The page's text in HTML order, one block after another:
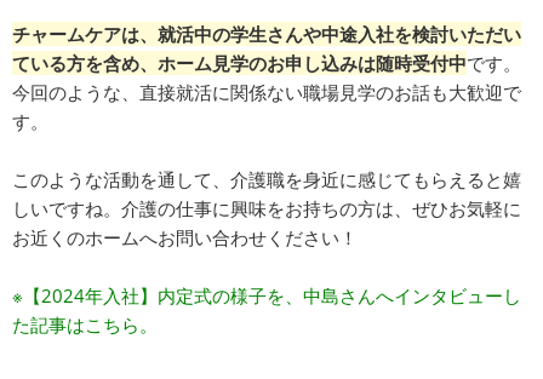
チャームケアは、就活中の学生さんや中途入社を検討いただい
ている方を含め、ホーム見学のお申し込みは随時受付中です。
今回のような、直接就活に関係ない職場見学のお話も大歓迎で
す。
このような活動を通して、介護職を身近に感じてもらえると嬉
しいですね。介護の仕事に興味をお持ちの方は、ぜひお気軽に
お近くのホームへお問い合わせください！
※【2024年入社】内定式の様子を、中島さんへインタビューし
た記事はこちら。